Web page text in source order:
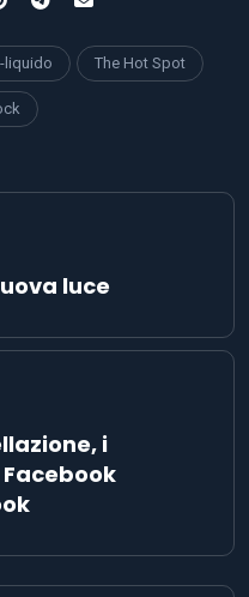
liquido The Hot Spot
luce
i